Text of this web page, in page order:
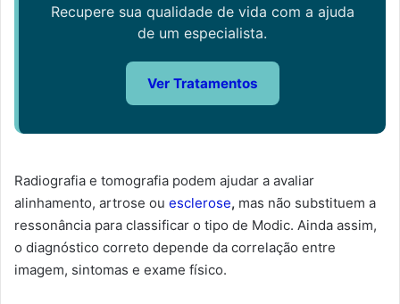
Recupere sua qualidade de vida com a ajuda
de um especialista.
Ver Tratamentos
Radiografia e tomografia podem ajudar a avaliar
alinhamento, artrose ou esclerose, mas não substituem a
ressonância para classificar o tipo de Modic. Ainda assim,
o diagnóstico correto depende da correlação entre
imagem, sintomas e exame físico.